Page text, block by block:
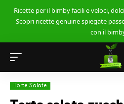
Ricette per il bimby facili e veloci,
Scopri ricette genuine spiegate
con il
Torte Salate